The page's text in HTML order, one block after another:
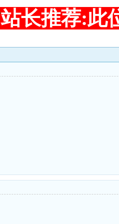
站长推荐:此